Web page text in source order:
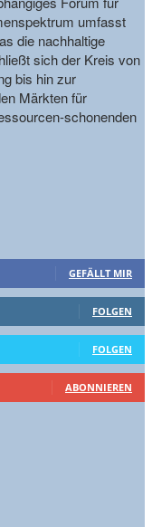
umfasst
die nachhaltige
sich der Kreis von
bis hin zur
Märkten für
schonenden
GEFÄLLT MIR
FOLGEN
FOLGEN
ABONNIEREN